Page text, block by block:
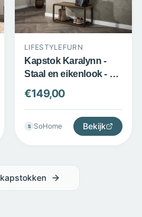
LIFESTYLEFURN
Kapstok Karalynn -
Staal en eikenlook - 8
haken met roede -
Bruin - LifestyleFurn
€149,00
S SoHome Bekijk
kapstokken